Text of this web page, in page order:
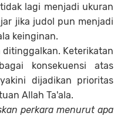
lagi menjadi ukuran
jika judol pun menjadi
keinginan.
Keterikatan
konsekuensi atas
dijadikan prioritas
Allah Ta'ala.
perkara menurut apa